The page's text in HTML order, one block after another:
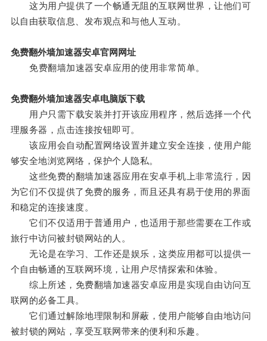
这为用户提供了一个畅通无阻的互联网世界，让他们可
以自由获取信息、发布观点和与他人互动。
免费翻外墙加速器安卓官网网址
免费翻墙加速器安卓应用的使用非常简单。
免费翻外墙加速器安卓电脑版下载
用户只需下载安装并打开该应用程序，然后选择一个代
理服务器，点击连接按钮即可。
该应用会自动配置网络设置并建立安全连接，使用户能
够安全地浏览网络，保护个人隐私。
这些免费的翻墙加速器应用在安卓手机上非常流行，因
为它们不仅提供了免费的服务，而且还具有易于使用的界面
和稳定的连接速度。
它们不仅适用于普通用户，也适用于那些需要在工作或
旅行中访问被封锁网站的人。
无论是在学习、工作还是娱乐，这类应用都可以提供一
个自由畅通的互联网环境，让用户尽情探索和体验。
综上所述，免费翻墙加速器安卓应用是实现自由访问互
联网的必备工具。
它们通过解除地理限制和屏蔽，使用户能够自由地访问
被封锁的网站，享受互联网带来的便利和乐趣。